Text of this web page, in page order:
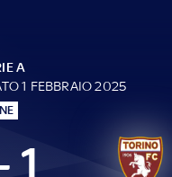
A
1 FEBBRAIO 2025
1